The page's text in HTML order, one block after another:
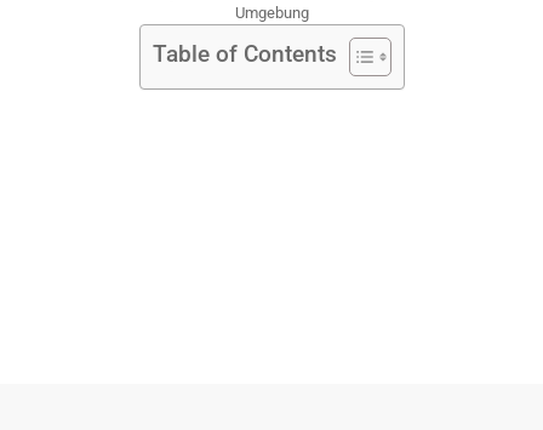
Umgebung
Table of Contents